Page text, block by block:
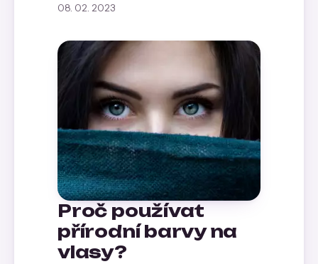
08. 02. 2023
Proč používat
přírodní barvy na
vlasy?